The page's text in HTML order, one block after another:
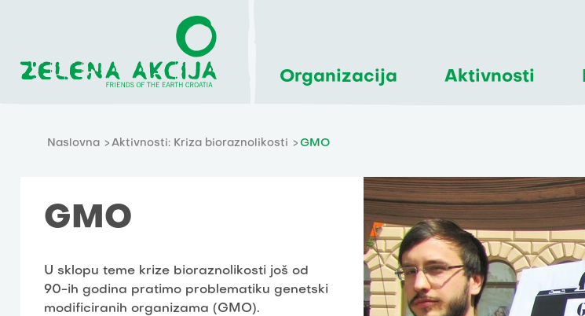
Organizacija Aktivnosti
Naslovna Aktivnosti: Kriza bioraznolikosti GMO
GMO
U sklopu teme krize bioraznolikosti još od
90-ih godina pratimo problematiku genetski
modificiranih organizama (GMO).